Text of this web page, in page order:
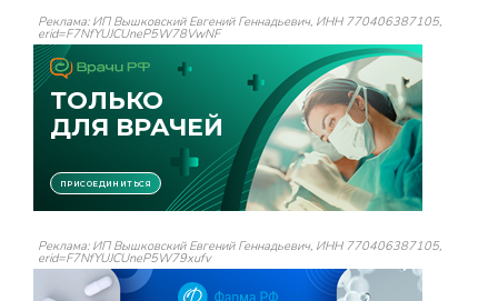
Реклама: ИП Вышковский Евгений Геннадьевич, ИНН 770406387105,
erid=F7NfYUJCUneP5W78VwNF
Реклама: ИП Вышковский Евгений Геннадьевич, ИНН 770406387105,
erid=F7NfYUJCUneP5W79xufv